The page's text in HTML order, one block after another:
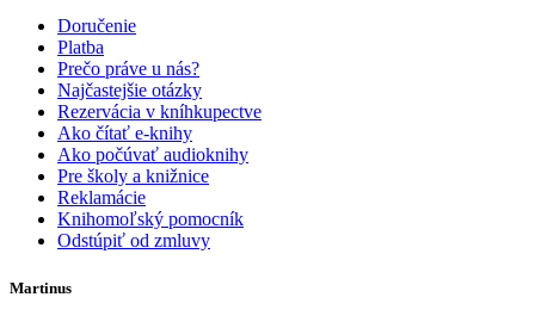
Doručenie
Platba
Prečo práve u nás?
Najčastejšie otázky
Rezervácia v kníhkupectve
Ako čítať e-knihy
Ako počúvať audioknihy
Pre školy a knižnice
Reklamácie
Knihomoľský pomocník
Odstúpiť od zmluvy
Martinus